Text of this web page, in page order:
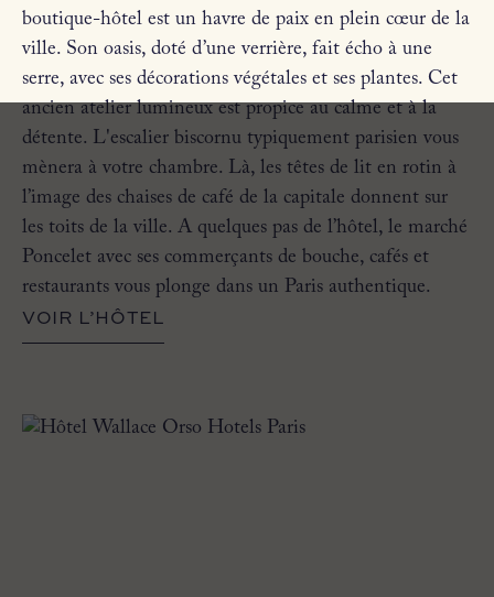
boutique-hôtel est un havre de paix en plein cœur de la
ville. Son oasis, doté d’une verrière, fait écho à une
serre, avec ses décorations végétales et ses plantes. Cet
ancien atelier lumineux est propice au calme et à la
détente. L'escalier biscornu typiquement parisien vous
mènera à votre chambre. Là, les têtes de lit en rotin à
l’image des chaises de café de la capitale donnent sur
les toits de la ville. A quelques pas de l’hôtel, le marché
Poncelet avec ses commerçants de bouche, cafés et
restaurants vous plonge dans un Paris authentique.
VOIR L’HÔTEL